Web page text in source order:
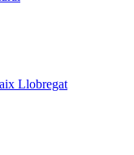
Llobregat